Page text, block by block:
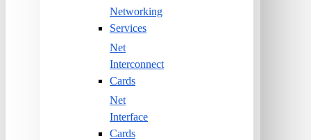
Networking
Services
Net
Interconnect
Cards
Net
Interface
Cards